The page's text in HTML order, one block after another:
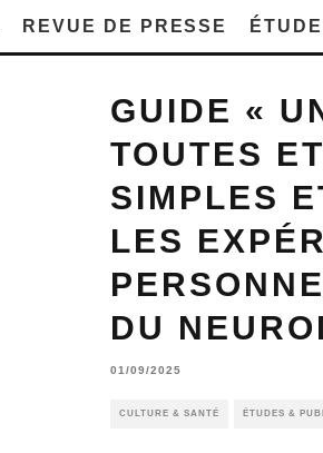
REVUE DE PRESSE
GUIDE «
TOUTES
SIMPLES
LES
DU
01/09/2025
CULTURE & SANTÉ ÉTUDES &